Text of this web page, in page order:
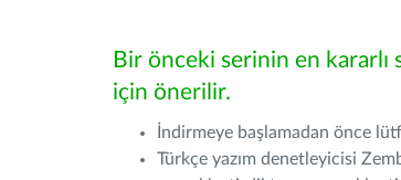
Bir önceki serinin en kararlı
için önerilir.
İndirmeye başlamadan önce
Türkçe yazım denetleyicisi